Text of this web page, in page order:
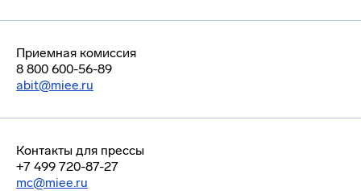
Приемная комиссия
8 800 600-56-89
abit@miee.ru
Контакты для прессы
+7 499 720-87-27
mc@miee.ru